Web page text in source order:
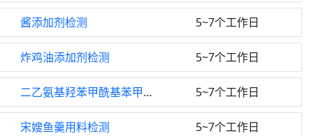
酱添加剂检测 5~7个工作日
炸鸡油添加剂检测 5~7个工作日
二乙氨基羟苯甲酰基苯甲酸己酯检测 5~7个工作日
宋嫂鱼羹用料检测 5~7个工作日